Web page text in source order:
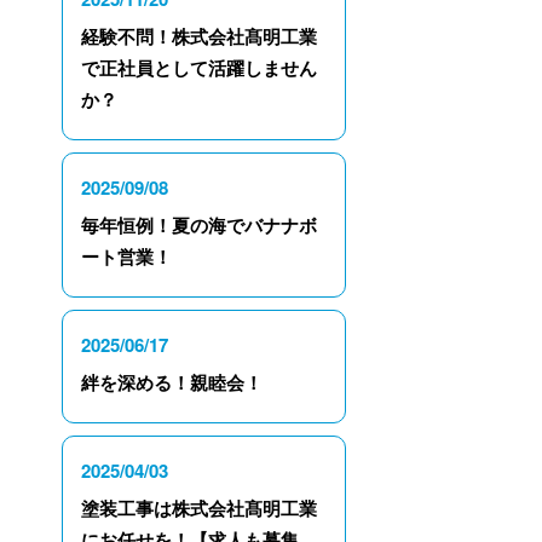
経験不問！株式会社髙明工業
で正社員として活躍しません
か？
2025/09/08
毎年恒例！夏の海でバナナボ
ート営業！
2025/06/17
絆を深める！親睦会！
2025/04/03
塗装工事は株式会社髙明工業